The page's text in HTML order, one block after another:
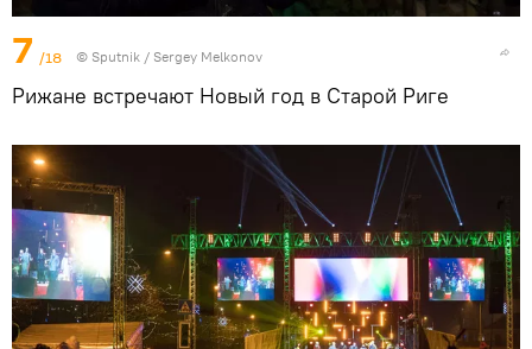
7 /18 © Sputnik / Sergey Melkonov
Рижане встречают Новый год в Старой Риге